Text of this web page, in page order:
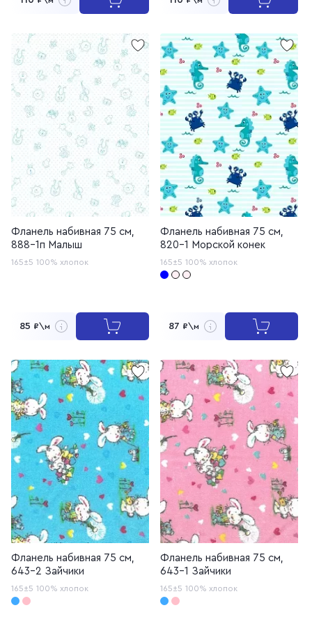
Фланель набивная 75 см,
888-1п Малыш
165±5 100% хлопок
85 ₽\м
Фланель набивная 75 см,
820-1 Морской конек
165±5 100% хлопок
87 ₽\м
Фланель набивная 75 см,
643-2 Зайчики
165±5 100% хлопок
Фланель набивная 75 см,
643-1 Зайчики
165±5 100% хлопок